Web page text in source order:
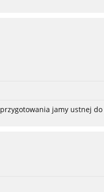
jamy ustnej